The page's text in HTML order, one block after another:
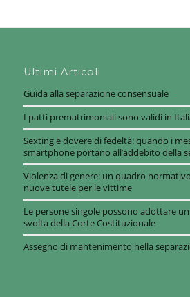
Ultimi Articoli
Guida alla separazione consensuale
I patti prematrimoniali sono validi in
Sexting e dovere di fedeltà: quando i
smartphone portano all’addebito della
Violenza di genere: un quadro
nuove tutele per le vittime
Le persone singole possono adottare
svolta della Corte Costituzionale
Assegno di mantenimento nella